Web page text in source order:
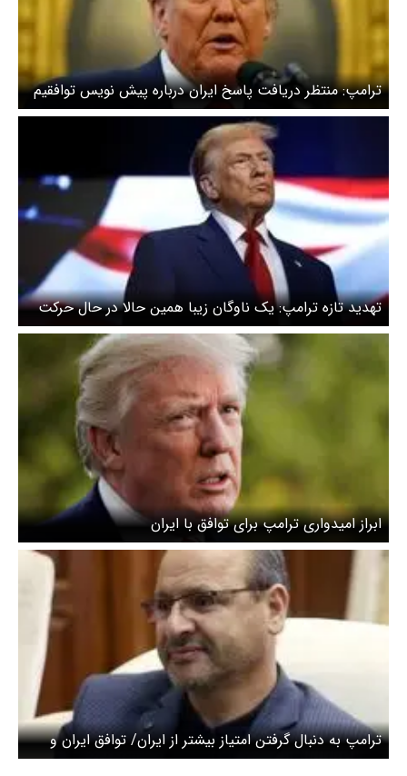
ترامپ: منتظر دریافت پاسخ ایران درباره پیش نویس توافقیم
تهدید تازه ترامپ: یک ناوگان زیبا همین حالا در حال حرکت
به‌ سوی ایران است امیدوارم آن‌ها توافق کنند
ابراز امیدواری ترامپ برای توافق با ایران
ترامپ به دنبال گرفتن امتیاز بیشتر از ایران/ توافق ایران و
آمریکا انجام می‌شود؟